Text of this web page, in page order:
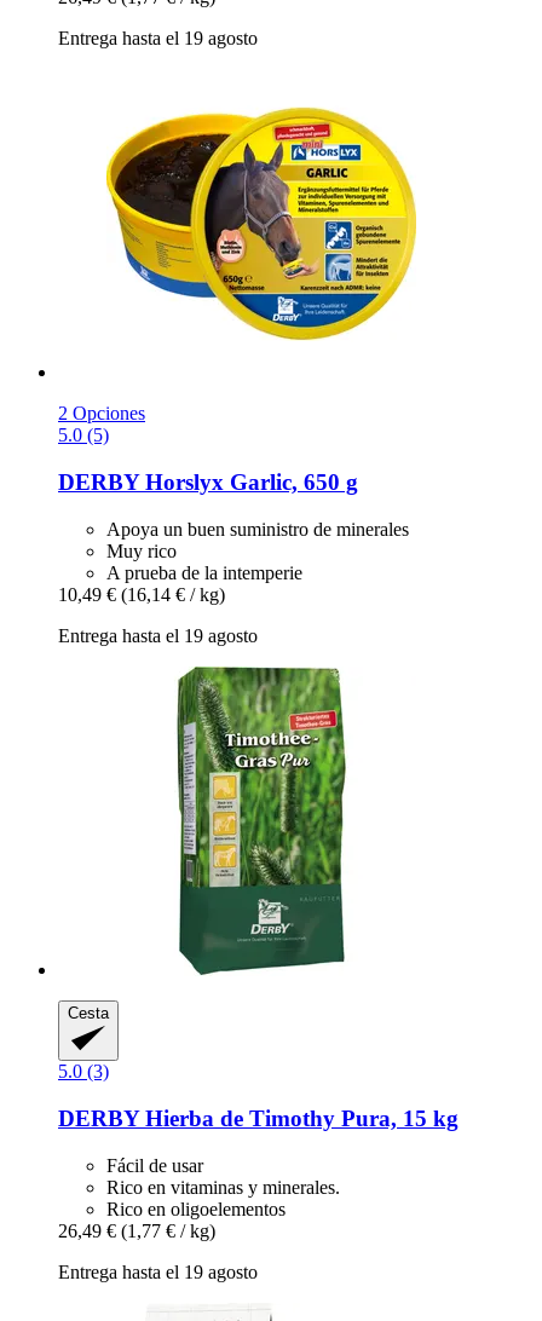
Entrega hasta el 19 agosto
2 Opciones
5.0 (5)
DERBYHorslyx Garlic, 650 g
Apoya un buen suministro de minerales
Muy rico
A prueba de la intemperie
10,49 € (16,14 € / kg)
Entrega hasta el 19 agosto
Cesta
5.0 (3)
DERBYHierba de Timothy Pura, 15 kg
Fácil de usar
Rico en vitaminas y minerales.
Rico en oligoelementos
26,49 € (1,77 € / kg)
Entrega hasta el 19 agosto